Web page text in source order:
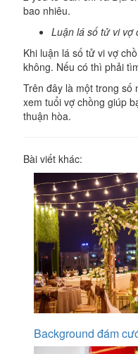
bao nhiêu.
Luận lá số tử vi vợ
Khi luận lá số tử vi vợ
không. Nếu có thì phải
Trên đây là một trong
xem tuổi vợ chồng giúp
thuận hòa.
Bài viết khác:
Background đám